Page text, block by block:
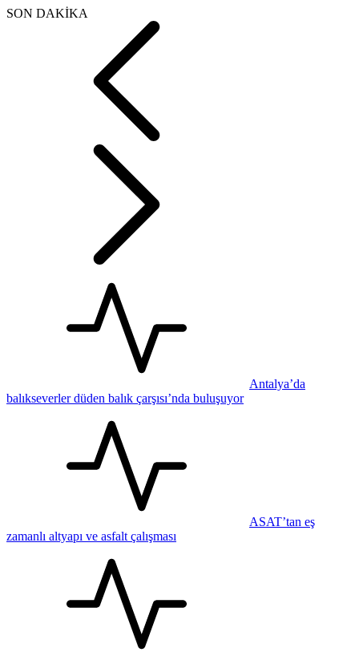
SON DAKİKA
Antalya’da
balıkseverler düden balık çarşısı’nda buluşuyor
ASAT’tan eş
zamanlı altyapı ve asfalt çalışması